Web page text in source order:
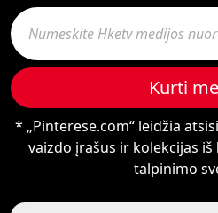
Kurti
* „Pinterese.com“ leidžia
vaizdo įrašus ir kolekcijas iš
talpinimo